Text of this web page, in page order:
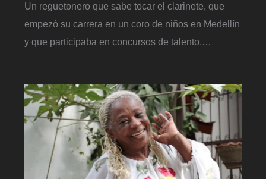
Un reguetonero que sabe tocar el clarinete, que
empezó su carrera en un coro de niños en Medellín
y que participaba en concursos de talento.…